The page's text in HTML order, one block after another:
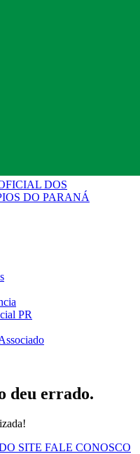
DOS
DO PARANÁ
PR
deu errado.
SITE FALE CONOSCO